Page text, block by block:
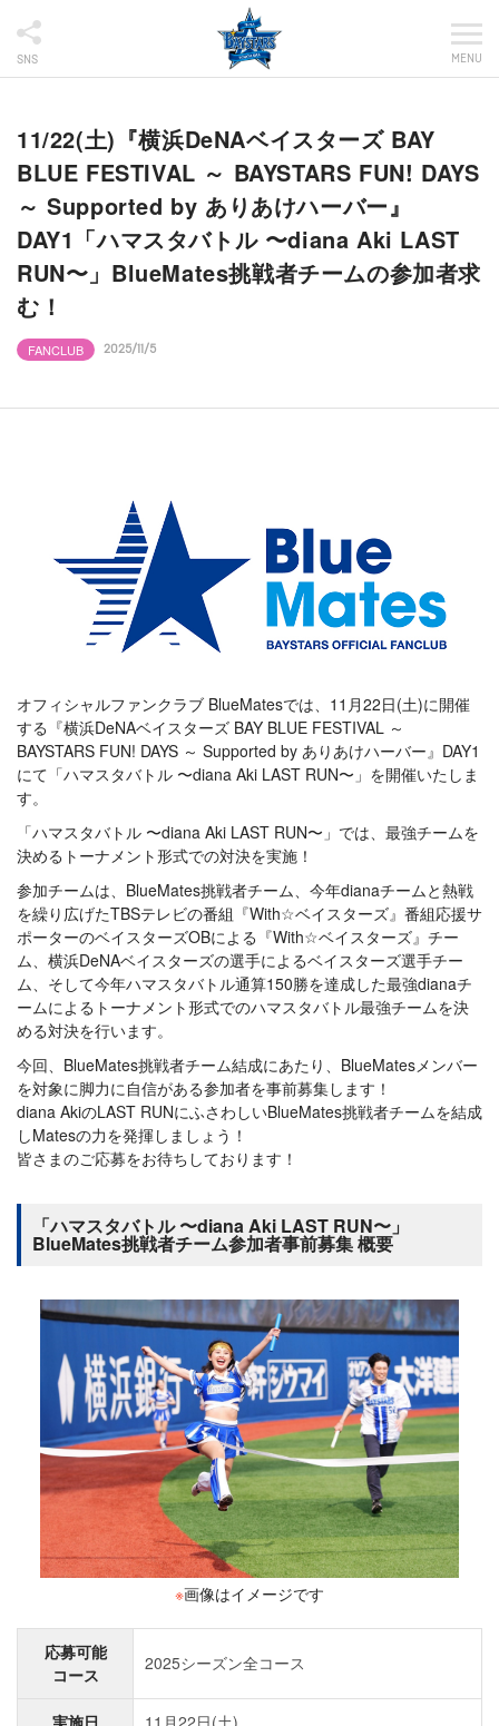
SNS MENU
11/22(土)『横浜DeNAベイスターズ BAY
BLUE FESTIVAL ～ BAYSTARS FUN! DAYS
～ Supported by ありあけハーバー』
DAY1「ハマスタバトル 〜diana Aki LAST
RUN〜」BlueMates挑戦者チームの参加者求
む！
FANCLUB 2025/11/5
オフィシャルファンクラブ BlueMatesでは、11月22日(土)に開催
する『横浜DeNAベイスターズ BAY BLUE FESTIVAL ～
BAYSTARS FUN! DAYS ～ Supported by ありあけハーバー』DAY1
にて「ハマスタバトル 〜diana Aki LAST RUN〜」を開催いたしま
す。
「ハマスタバトル 〜diana Aki LAST RUN〜」では、最強チームを
決めるトーナメント形式での対決を実施！
参加チームは、BlueMates挑戦者チーム、今年dianaチームと熱戦
を繰り広げたTBSテレビの番組『With☆ベイスターズ』番組応援サ
ポーターのベイスターズOBによる『With☆ベイスターズ』チー
ム、横浜DeNAベイスターズの選手によるベイスターズ選手チー
ム、そして今年ハマスタバトル通算150勝を達成した最強dianaチ
ームによるトーナメント形式でのハマスタバトル最強チームを決
める対決を行います。
今回、BlueMates挑戦者チーム結成にあたり、BlueMatesメンバー
を対象に脚力に自信がある参加者を事前募集します！
diana AkiのLAST RUNにふさわしいBlueMates挑戦者チームを結成
しMatesの力を発揮しましょう！
皆さまのご応募をお待ちしております！
「ハマスタバトル 〜diana Aki LAST RUN〜」
BlueMates挑戦者チーム参加者事前募集 概要
※画像はイメージです
応募可能
コース
2025シーズン全コース